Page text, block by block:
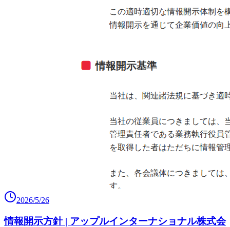
2026/5/26
情報開示方針 | アップルインターナショナル株式会